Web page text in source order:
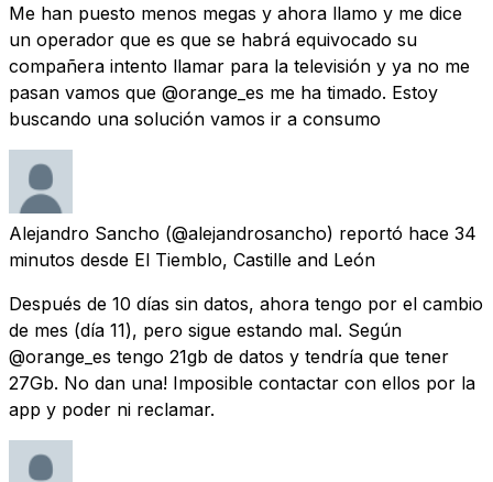
Me han puesto menos megas y ahora llamo y me dice
un operador que es que se habrá equivocado su
compañera intento llamar para la televisión y ya no me
pasan vamos que @orange_es me ha timado. Estoy
buscando una solución vamos ir a consumo
Alejandro Sancho (@alejandrosancho) reportó hace 34
minutos desde El Tiemblo, Castille and León
Después de 10 días sin datos, ahora tengo por el cambio
de mes (día 11), pero sigue estando mal. Según
@orange_es tengo 21gb de datos y tendría que tener
27Gb. No dan una! Imposible contactar con ellos por la
app y poder ni reclamar.